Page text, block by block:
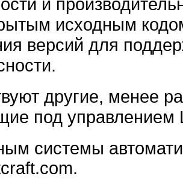
исходным
версий для
другие, менее
под управлением
системы